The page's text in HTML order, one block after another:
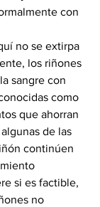
con
no se extirpa
los riñones
sangre con
como
que ahorran
de las
continúen
si es factible,
no